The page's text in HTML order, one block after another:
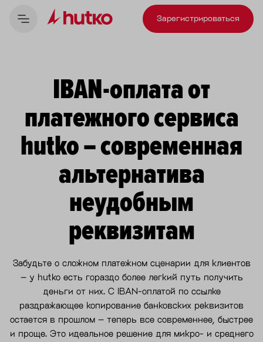
Зарегистрироваться
IBAN-оплата от
платежного сервиса
hutko – современная
альтернатива
неудобным
реквизитам
Забудьте о сложном платежном сценарии для клиентов
– у hutko есть гораздо более легкий путь получить
деньги от них. С IBAN-оплатой по ссылке
раздражающее копирование банковских реквизитов
остается в прошлом – теперь все современнее, быстрее
и проще. Это идеальное решение для микро- и среднего